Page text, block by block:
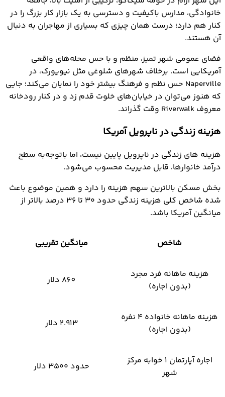
خانوادگی، مدارس باکیفیت و دسترسی به یک بازار کار بزرگ را در
کنار هم دارد؛ درست همان چیزی که بسیاری از مهاجران به دنبال
آن هستند.
فضای عمومی شهر تمیز، منظم و با حس محله‌های واقعی
آمریکایی است. برخلاف شهرهای شلوغی مثل نیویورک، در
Naperville حس نظم و فرهنگ بیشتر خود را نمایان می‌کند؛ جایی
که هنوز می‌توان در خیابان‌های خلوت قدم زد و در کنار رودخانه‌
معروف Riverwalk وقت گذراند.
هزینه زندگی در ناپرویل آمریکا
هزینه ‌های زندگی در ناپرویل پایین نیست، اما باتوجه‌به سطح
درآمد خانوارها، قابل مدیریت محسوب می‌شود.
بخش مسکن بالاترین سهم هزینه را دارد و همین موضوع باعث
شده شاخص کلی هزینه زندگی حدود ۳۰ تا ۳۶ درصد بالاتر از
میانگین آمریکا باشد.
شاخص میانگین تقریبی
هزینه ماهانه فرد مجرد
(بدون اجاره)
860 دلار
هزینه ماهانه خانواده ۴ نفره
(بدون اجاره)
2.913 دلار
اجاره آپارتمان ۱ خوابه مرکز
شهر
حدود ۳۵۰۰ دلار